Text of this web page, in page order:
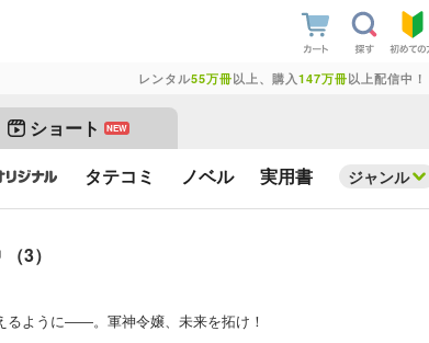
レンタル55万冊以上、購入 147万冊以上配信中！
ショート NEW
タテコミ ノベル 実用書 ジャンル
3）
るように――。軍神令嬢、未来を拓け！